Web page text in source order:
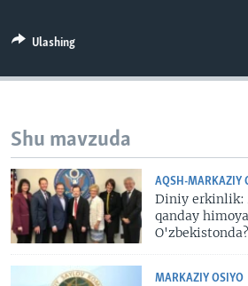
Ulashing
Shu mavzuda
AQSH-MARKAZIY
Diniy erkinlik:
qanday
O'zbekistonda?
MARKAZIY OSIYO